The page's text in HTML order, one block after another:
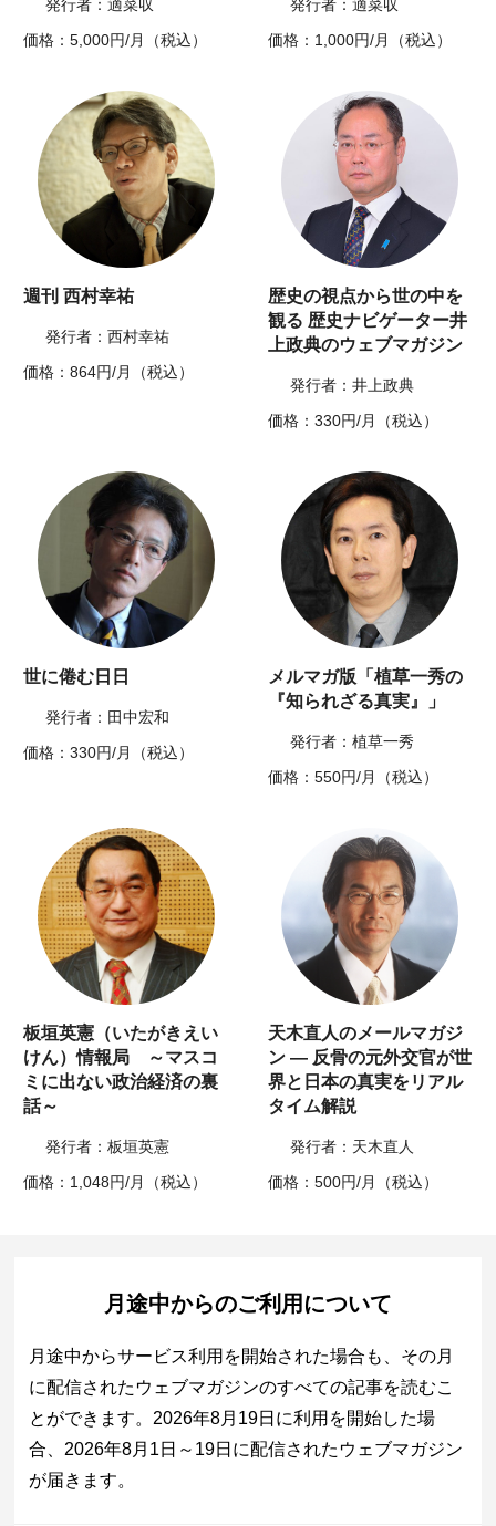
発行者：適菜収
価格：5,000円/月（税込）
発行者：適菜収
価格：1,000円/月（税込）
週刊 西村幸祐
発行者：西村幸祐
価格：864円/月（税込）
歴史の視点から世の中を
観る 歴史ナビゲーター井
上政典のウェブマガジン
発行者：井上政典
価格：330円/月（税込）
世に倦む日日
発行者：田中宏和
価格：330円/月（税込）
メルマガ版「植草一秀の
『知られざる真実』」
発行者：植草一秀
価格：550円/月（税込）
板垣英憲（いたがきえい
けん）情報局 ～マスコ
ミに出ない政治経済の裏
話～
発行者：板垣英憲
価格：1,048円/月（税込）
天木直人のメールマガジ
ン ― 反骨の元外交官が世
界と日本の真実をリアル
タイム解説
発行者：天木直人
価格：500円/月（税込）
月途中からのご利用について
月途中からサービス利用を開始された場合も、その月
に配信されたウェブマガジンのすべての記事を読むこ
とができます。2026年8月19日に利用を開始した場
合、2026年8月1日～19日に配信されたウェブマガジン
が届きます。